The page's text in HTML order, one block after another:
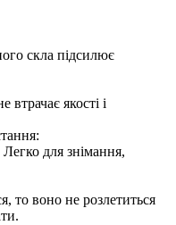
скла підсилює
втрачає якості і
для знімання,
то воно не розлетиться